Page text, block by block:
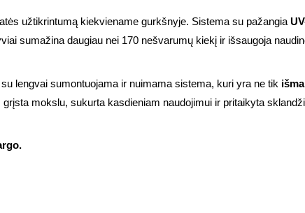
užtikrintumą kiekviename gurkšnyje. Sistema su pažangia
sumažina daugiau nei 170 nešvarumų kiekį ir išsaugoja
lengvai sumontuojama ir nuimama sistema, kuri yra ne tik
mokslu, sukurta kasdieniam naudojimui ir pritaikyta